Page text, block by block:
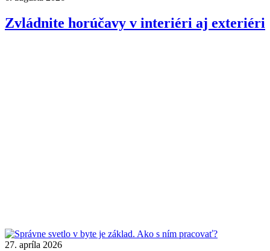
Zvládnite horúčavy v interiéri aj exteriéri
27. apríla 2026